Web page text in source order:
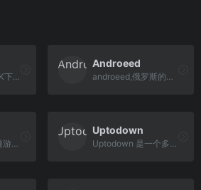
APKPure免费APK下载器适用于Android。使用安卓移动设备的APKPure APK在线下载器发现和更新安卓应用程序和游戏。
Androeed
androeed,俄罗斯的热门安卓app下载平台
QooApp,日韩动漫游戏类app应用市场下载,苹果版,安卓版
Uptodown
Uptodown 是一个多平台应用商店，支持 Windows、Mac 和安卓软件下载。目前已经收录了 250 万应用软件，最赞的是支持各种软件的历史版本下载！